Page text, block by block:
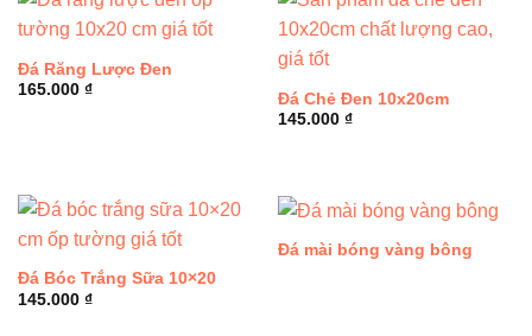
Đá Răng Lược Đen
165.000 ₫
Đá Chẻ Đen 10x20cm
145.000 ₫
Đá Bóc Trắng Sữa 10×20
145.000 ₫
Đá mài bóng vàng bông